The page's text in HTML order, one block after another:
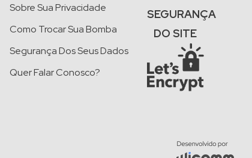
Sobre Sua Privacidade
Como Trocar Sua Bomba
Segurança Dos Seus Dados
Quer Falar Conosco?
SEGURANÇA
DO SITE